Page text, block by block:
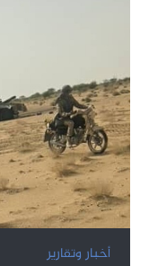
أخبار وتقارير